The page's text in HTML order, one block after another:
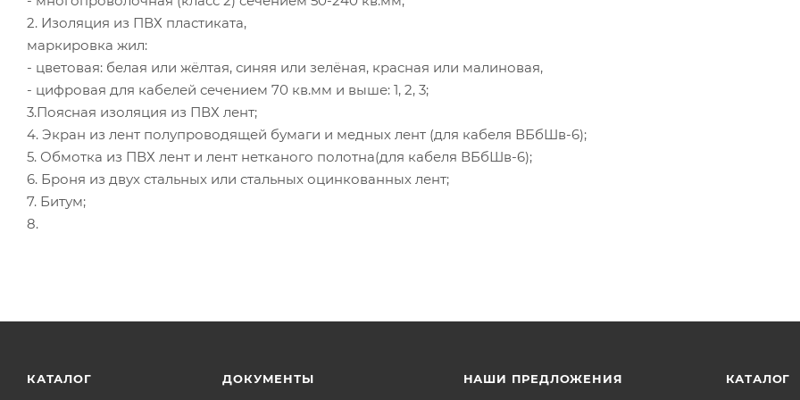
2. Изоляция из ПВХ пластиката,
маркировка жил:
- цветовая: белая или жёлтая, синяя или зелёная, красная или малиновая,
- цифровая для кабелей сечением 70 кв.мм и выше: 1, 2, 3;
3.Поясная изоляция из ПВХ лент;
4. Экран из лент полупроводящей бумаги и медных лент (для кабеля ВБбШв-6);
5. Обмотка из ПВХ лент и лент нетканого полотна(для кабеля ВБбШв-6);
6. Броня из двух стальных или стальных оцинкованных лент;
7. Битум;
8.
КАТАЛОГ ДОКУМЕНТЫ НАШИ ПРЕДЛОЖЕНИЯ КАТАЛОГ